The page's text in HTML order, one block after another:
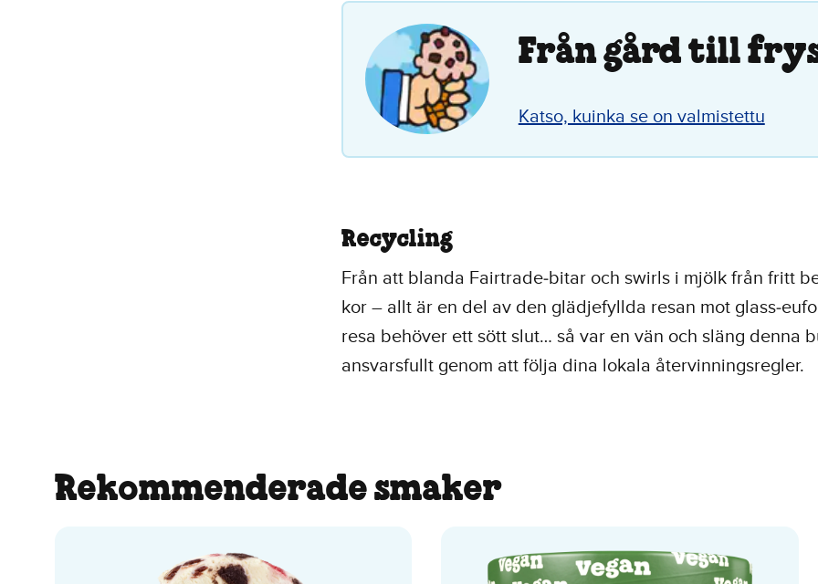
Från gård till
Katso, kuinka se on valmistettu
Recycling
Från att blanda Fairtrade‑bitar och swirls i mjölk från fritt
kor – allt är en del av den glädjefyllda resan mot
resa behöver ett sött slut… så var en vän och släng denna
ansvarsfullt genom att följa dina lokala återvinningsregler.
Rekommenderade smaker